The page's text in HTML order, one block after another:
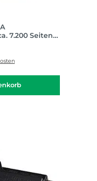
7.200 Seiten